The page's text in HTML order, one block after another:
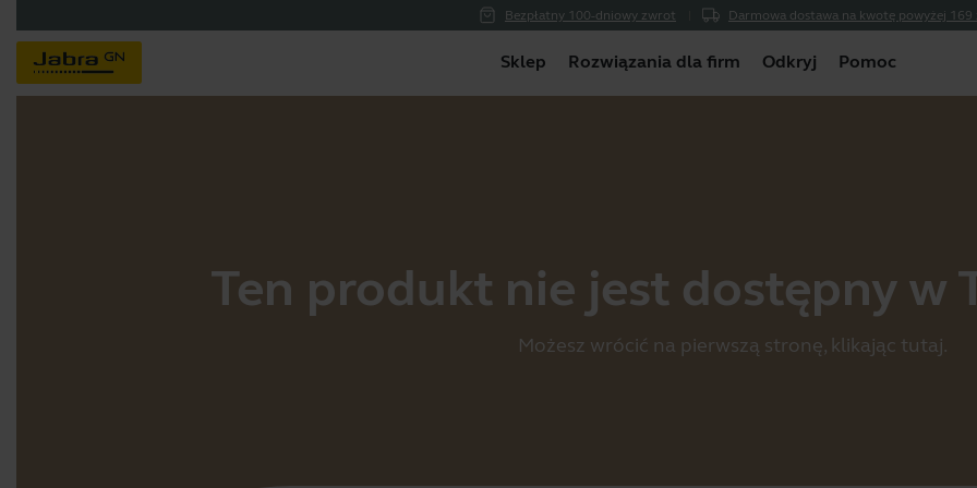
Bezpłatny 100-dniowy zwrot Darmowa dostawa na kwotę powyżej 169
Sklep Rozwiązania dla firm Odkryj Pomoc
Ten produkt nie jest dostępny w
Możesz wrócić na pierwszą stronę, klikając tutaj.